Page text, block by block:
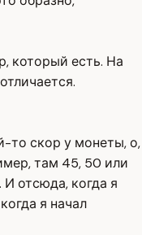
который есть. На
то скор у монеты, о,
там 45, 50 или
отсюда, когда я
я начал